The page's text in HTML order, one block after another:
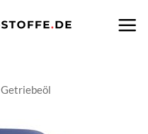
Getriebeöl